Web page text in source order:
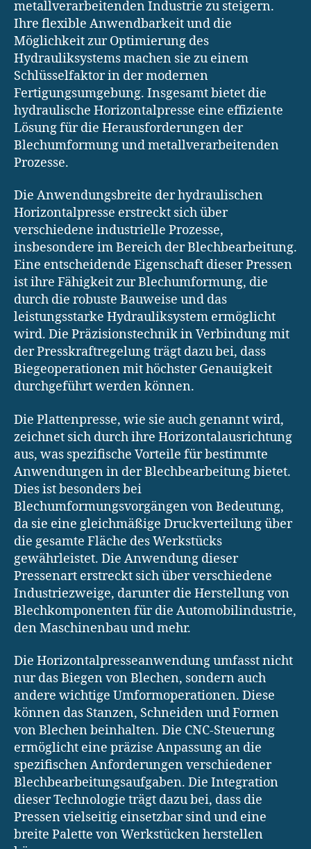
metallverarbeitenden Industrie zu steigern.
Ihre flexible Anwendbarkeit und die
Möglichkeit zur Optimierung des
Hydrauliksystems machen sie zu einem
Schlüsselfaktor in der modernen
Fertigungsumgebung. Insgesamt bietet die
hydraulische Horizontalpresse eine effiziente
Lösung für die Herausforderungen der
Blechumformung und metallverarbeitenden
Prozesse.
Die Anwendungsbreite der hydraulischen
Horizontalpresse erstreckt sich über
verschiedene industrielle Prozesse,
insbesondere im Bereich der Blechbearbeitung.
Eine entscheidende Eigenschaft dieser Pressen
ist ihre Fähigkeit zur Blechumformung, die
durch die robuste Bauweise und das
leistungsstarke Hydrauliksystem ermöglicht
wird. Die Präzisionstechnik in Verbindung mit
der Presskraftregelung trägt dazu bei, dass
Biegeoperationen mit höchster Genauigkeit
durchgeführt werden können.
Die Plattenpresse, wie sie auch genannt wird,
zeichnet sich durch ihre Horizontalausrichtung
aus, was spezifische Vorteile für bestimmte
Anwendungen in der Blechbearbeitung bietet.
Dies ist besonders bei
Blechumformungsvorgängen von Bedeutung,
da sie eine gleichmäßige Druckverteilung über
die gesamte Fläche des Werkstücks
gewährleistet. Die Anwendung dieser
Pressenart erstreckt sich über verschiedene
Industriezweige, darunter die Herstellung von
Blechkomponenten für die Automobilindustrie,
den Maschinenbau und mehr.
Die Horizontalpresseanwendung umfasst nicht
nur das Biegen von Blechen, sondern auch
andere wichtige Umformoperationen. Diese
können das Stanzen, Schneiden und Formen
von Blechen beinhalten. Die CNC-Steuerung
ermöglicht eine präzise Anpassung an die
spezifischen Anforderungen verschiedener
Blechbearbeitungsaufgaben. Die Integration
dieser Technologie trägt dazu bei, dass die
Pressen vielseitig einsetzbar sind und eine
breite Palette von Werkstücken herstellen